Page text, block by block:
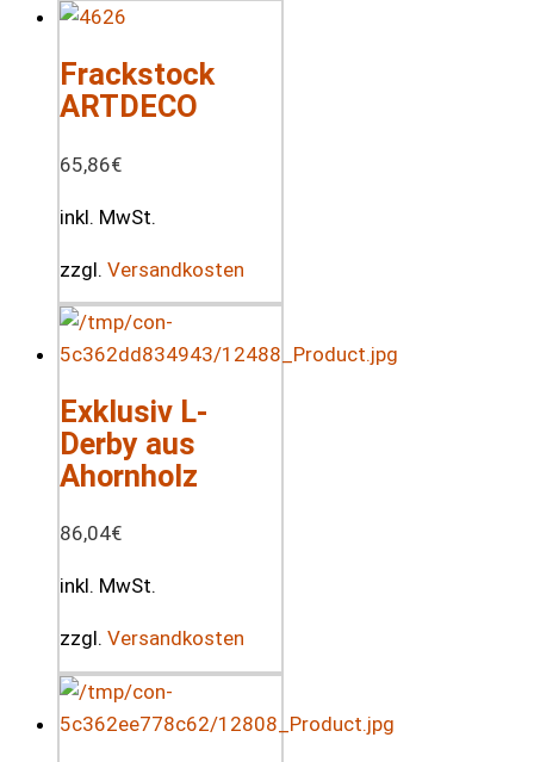
Frackstock
ARTDECO
65,86€
inkl. MwSt.
zzgl. Versandkosten
Exklusiv L-
Derby aus
Ahornholz
86,04€
inkl. MwSt.
zzgl. Versandkosten